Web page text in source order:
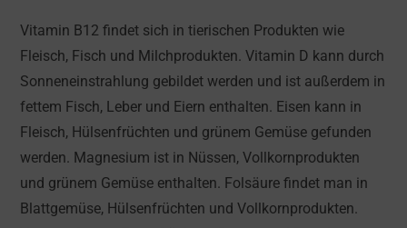
Vitamin B12 findet sich in tierischen Produkten wie
Fleisch, Fisch und Milchprodukten. Vitamin D kann durch
Sonneneinstrahlung gebildet werden und ist außerdem in
fettem Fisch, Leber und Eiern enthalten. Eisen kann in
Fleisch, Hülsenfrüchten und grünem Gemüse gefunden
werden. Magnesium ist in Nüssen, Vollkornprodukten
und grünem Gemüse enthalten. Folsäure findet man in
Blattgemüse, Hülsenfrüchten und Vollkornprodukten.